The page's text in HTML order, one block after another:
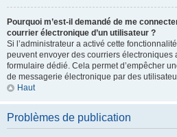
Pourquoi m’est-il demandé de me
courrier électronique d’un utilisateur ?
Si l’administrateur a activé cette
peuvent envoyer des courriers électroniques
formulaire dédié. Cela permet d’empêcher
de messagerie électronique par des
Haut
Problèmes de publication